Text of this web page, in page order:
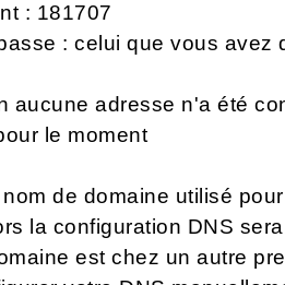
: 181707
: celui que vous avez
aucune adresse n'a été
le moment
de domaine utilisé
la configuration DNS
est chez un autre